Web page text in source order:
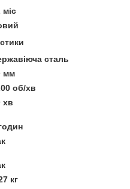
міс
сталь
мм
об/хв
хв
кг